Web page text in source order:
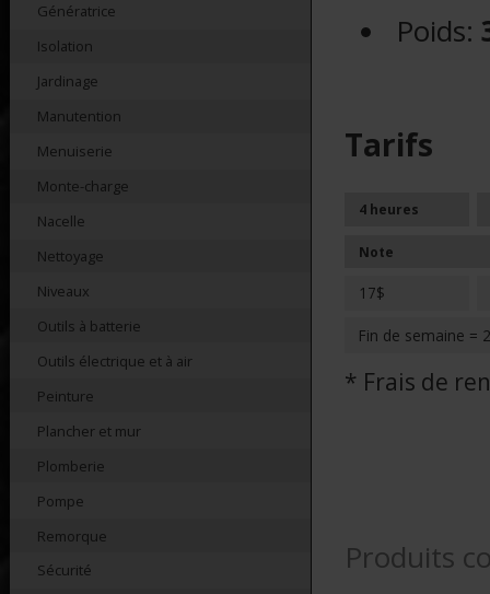
Génératrice
Isolation
Jardinage
Manutention
Menuiserie
Monte-charge
Nacelle
Nettoyage
Niveaux
Outils à batterie
Outils électrique et à air
Peinture
Plancher et mur
Plomberie
Pompe
Remorque
Sécurité
Poids:
Tarifs
4 heures
Note
17$
Fin de semaine =
* Frais de
Produits